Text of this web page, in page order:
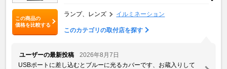
この商品の
価格を比較する
ランプ、レンズ イルミネーション
このカテゴリの取付店を探す
ユーザーの最新投稿
2026年8月7日
USBポートに差し込むとブルーに光るカバーです、お蔵入りして